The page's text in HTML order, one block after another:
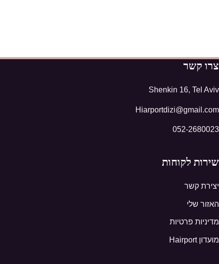
צרו קשר
Shenkin 16, Tel Aviv
Hiarportdizi@gmail.com
052-2680023
שירות לקוחות
יצירת קשר
האזור שלי
מדיניות פרטיות
מועדון Hairport